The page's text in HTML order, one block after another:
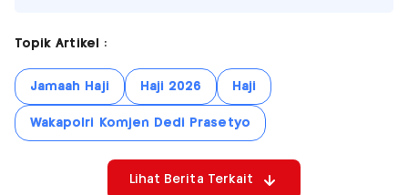
Topik Artikel :
Jamaah Haji Haji 2026 Haji
Wakapolri Komjen Dedi Prasetyo
Lihat Berita Terkait